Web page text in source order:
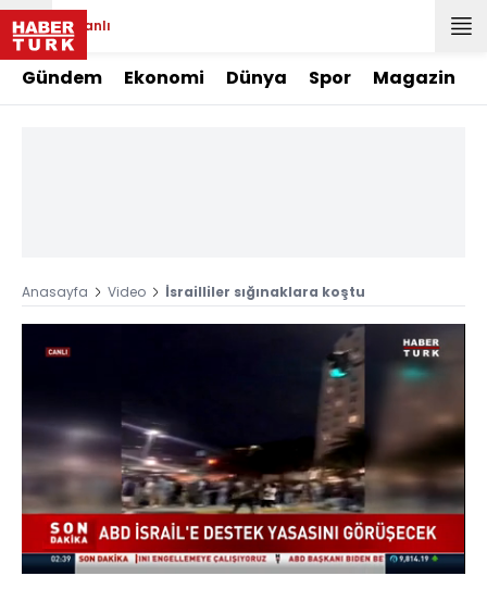
Canlı
Gündem Ekonomi Dünya Spor Magazin
Anasayfa Video İsrailliler sığınaklara koştu
Sesi
Aç
Yüklendi:
49.92%
Oynatma
Hızı